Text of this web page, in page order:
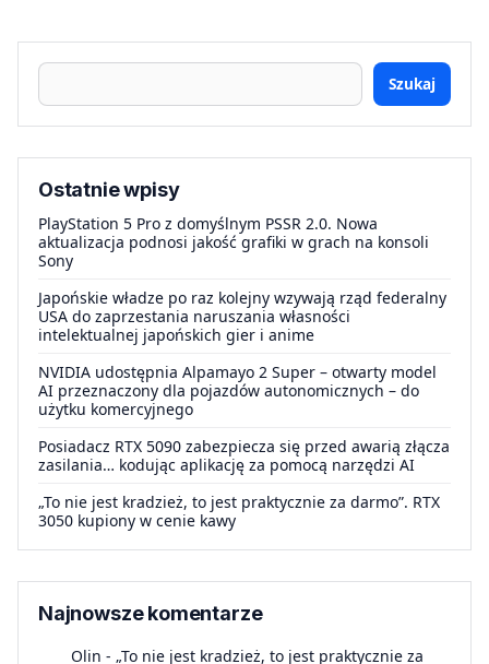
Szukaj
Ostatnie wpisy
PlayStation 5 Pro z domyślnym PSSR 2.0. Nowa
aktualizacja podnosi jakość grafiki w grach na konsoli
Sony
Japońskie władze po raz kolejny wzywają rząd federalny
USA do zaprzestania naruszania własności
intelektualnej japońskich gier i anime
NVIDIA udostępnia Alpamayo 2 Super – otwarty model
AI przeznaczony dla pojazdów autonomicznych – do
użytku komercyjnego
Posiadacz RTX 5090 zabezpiecza się przed awarią złącza
zasilania… kodując aplikację za pomocą narzędzi AI
„To nie jest kradzież, to jest praktycznie za darmo”. RTX
3050 kupiony w cenie kawy
Najnowsze komentarze
Olin - „To nie jest kradzież, to jest praktycznie za